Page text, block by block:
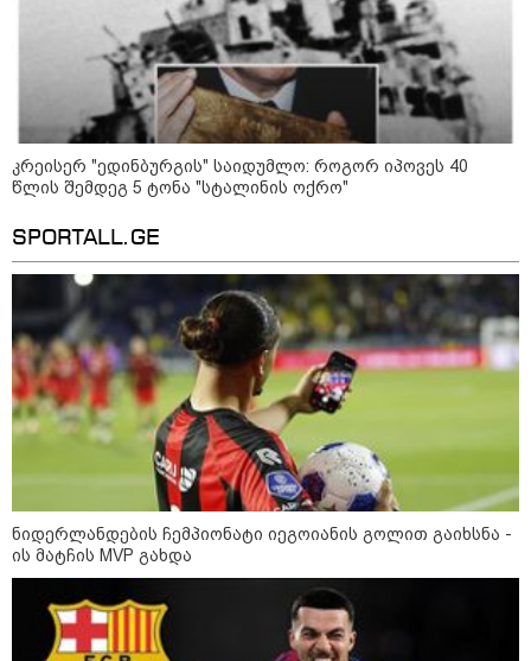
- რუსს, ყაზახს, უკრაინელს,
შვეიცარიელს, იტალიელს,
ამერიკელს, შეუძლია
ჩამოვიდეს, დახარჯოს ფული...
არავინ შეზღუდული არაა" -
კალაძე
კატეგორიის ყველა სიახლე
„რიკოთის მსგავსი რთული
საინჟინრო ობიექტების მოვლა-
პატრონობა განსაკუთრებულ
პასუხისმგებლობას მოითხოვს“-
რატომ გახდა საჭირო გზების
მოვლა-პატრონობისთვის
სახელმწიფო კომპანიის შექმნა
„რუსთაველზე მდებარე
სასტუმროები 40-50%-იან
გაუქმებებს იღებენ, საკმაოდ დიდი
ზარალისკენ წავალთ - მეგონა,
ვიღაც მოიფიქრებდა და ბიზნესს
შეხვდებოდა“
„ფასები 2-3 წელში გაორმაგდება“
- ლოკაციები თბილისის
შემოგარენში, სადაც შესაძლოა,
მიწები გაძვირდეს
კრეისერ "ედინბურგის" საიდუმლო: როგორ იპოვეს 40
წლის შემდეგ 5 ტონა "სტალინის ოქრო"
SPORTALL.GE
ნიდერლანდების ჩემპიონატი იეგოიანის გოლით გაიხსნა -
ის მატჩის MVP გახდა